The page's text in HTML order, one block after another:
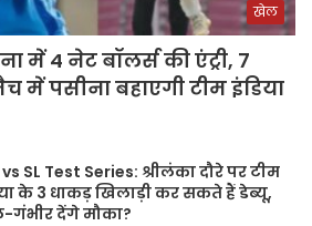
खेल
4 नेट बॉलर्स की एंट्री, 7
में पसीना बहाएगी टीम इंडिया
vs SL Test Series: श्रीलंका दौरे पर टीम
के 3 धाकड़ खिलाड़ी कर सकते हैं डेब्यू,
गंभीर देंगे मौका?